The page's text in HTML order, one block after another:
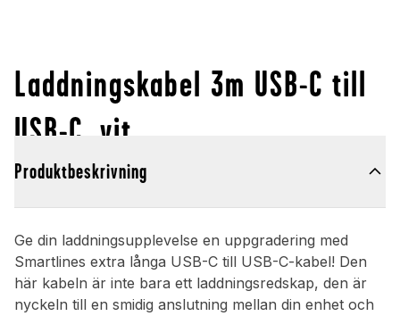
Laddningskabel 3m USB-C till
USB-C, vit
Produktbeskrivning
Ge din laddningsupplevelse en uppgradering med
Smartlines extra långa USB-C till USB-C-kabel! Den
här kabeln är inte bara ett laddningsredskap, den är
nyckeln till en smidig anslutning mellan din enhet och